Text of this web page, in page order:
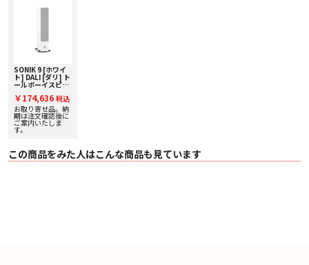
〇 質量 24.6 kg（グリル を含む）
・ NO ： ナチュラル・オーク
・ WA： ウォルナット
〇 付属品 取扱説明書、 保証書、 フロントグリル 、ラバーパッド、ラバーフ
ット 、 スパイク、ロックナット、スパイクアウトリガー、スパイクアウトリ
ガー 用ネジ、ツールキット
SONIK 9 [ホワイ
ト] DALI [ダリ] ト
ールボーイスピー
査定額20%アップ
実施中！
￥174,636 税込
お取り寄せ品。納
期は注文確認後に
ご案内いたしま
す。
この商品をみた人はこんな商品も見ています